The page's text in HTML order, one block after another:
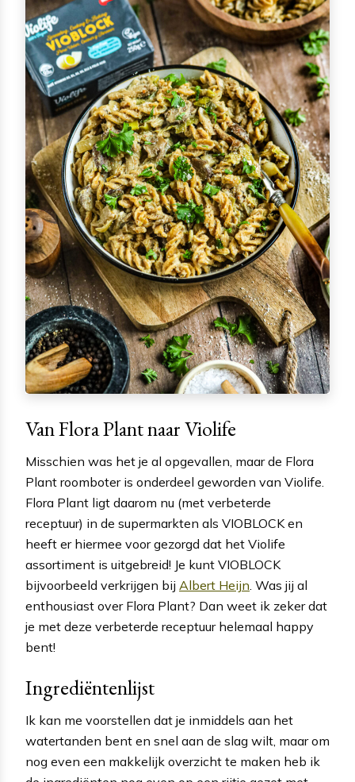
Van Flora Plant naar Violife
Misschien was het je al opgevallen, maar de Flora
Plant roomboter is onderdeel geworden van Violife.
Flora Plant ligt daarom nu (met verbeterde
receptuur) in de supermarkten als VIOBLOCK en
heeft er hiermee voor gezorgd dat het Violife
assortiment is uitgebreid! Je kunt VIOBLOCK
bijvoorbeeld verkrijgen bij Albert Heijn . Was jij al
enthousiast over Flora Plant? Dan weet ik zeker dat
je met deze verbeterde receptuur helemaal happy
bent!
Ingrediëntenlijst
Ik kan me voorstellen dat je inmiddels aan het
watertanden bent en snel aan de slag wilt, maar om
nog even een makkelijk overzicht te maken heb ik